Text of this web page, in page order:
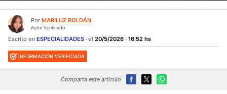
Por MARILUZ ROLDÁN
Autor Verificado
Escrito en ESPECIALIDADES el 20/5/2026 · 16:52 hs
INFORMACIÓN VERIFICADA
Comparta este artículo